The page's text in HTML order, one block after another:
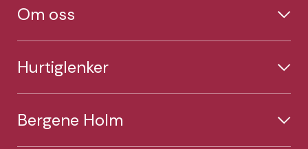
Om oss
Hurtiglenker
Bergene Holm